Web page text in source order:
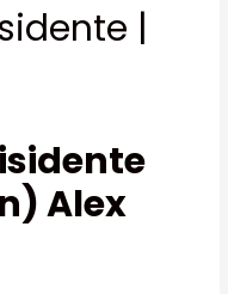
|
Alex